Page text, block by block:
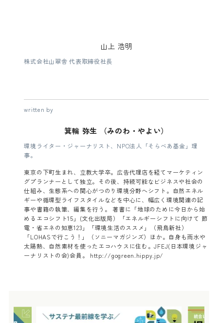
山上 浩明
株式会社山翠舎 代表取締役社長
written by
箕輪 弥生 （みのわ・やよい）
環境ライター・ジャーナリスト、NPO法人「そらべあ基金」理
事。
東京の下町生まれ、立教大学卒。広告代理店を経てマーケティン
グプランナーとして独立。その後、持続可能なビジネスや社会の
仕組み、生態系への関心がつのり環境分野へシフト。自然エネル
ギーや循環型ライフスタイルなどを中心に、幅広く環境関連の記
事や書籍の執筆、編集を行う。 著書に「地球のために今日から始
めるエコシフト15」(文化出版局）「エネルギーシフトに向けて 節
電・省エネの知恵123」「環境生活のススメ」（飛鳥新社）
「LOHASで行こう！」（ソニーマガジンズ）ほか。自身も雨水や
太陽熱、自然素材を使ったエコハウスに住む。JFEJ(日本環境ジャ
ーナリストの会)会員。 http://gogreen.hippy.jp/